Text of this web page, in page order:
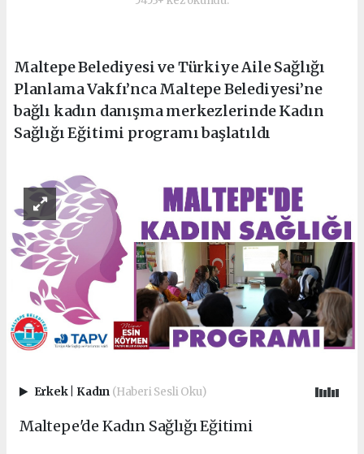
Maltepe Belediyesi ve Türkiye Aile Sağlığı
Planlama Vakfı’nca Maltepe Belediyesi’ne
bağlı kadın danışma merkezlerinde Kadın
Sağlığı Eğitimi programı başlatıldı
Erkek Kadın (Haberi Sesli Oku)
Maltepe'de Kadın Sağlığı Eğitimi